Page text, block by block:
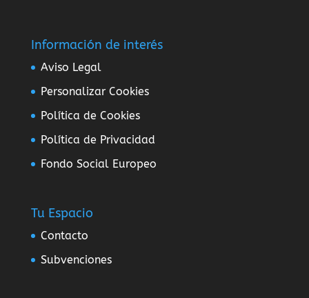
Información de interés
Aviso Legal
Personalizar Cookies
Política de Cookies
Política de Privacidad
Fondo Social Europeo
Tu Espacio
Contacto
Subvenciones